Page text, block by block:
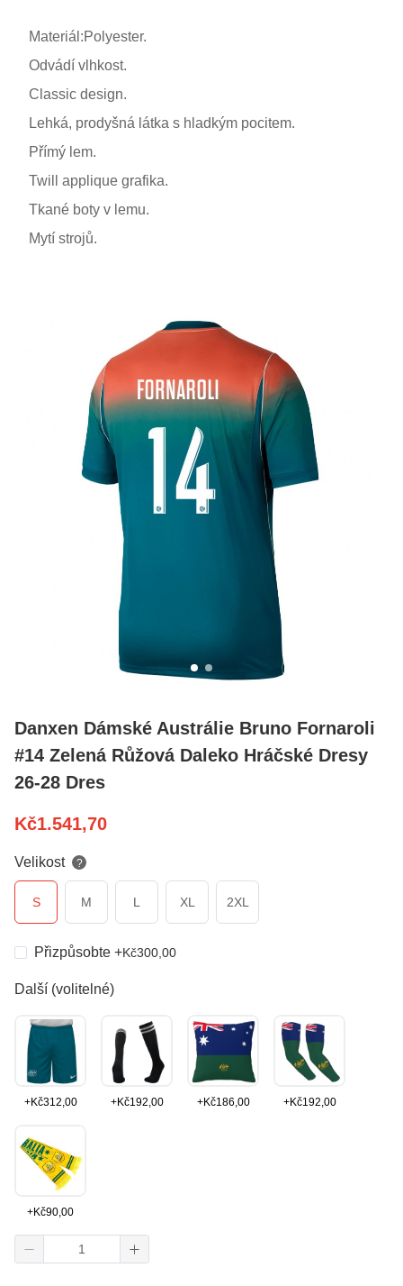
Materiál:Polyester.
Odvádí vlhkost.
Classic design.
Lehká, prodyšná látka s hladkým pocitem.
Přímý lem.
Twill applique grafika.
Tkané boty v lemu.
Mytí strojů.
Danxen Dámské Austrálie Bruno Fornaroli
#14 Zelená Růžová Daleko Hráčské Dresy
26-28 Dres
Kč1.541,70
Velikost ?
S M L XL 2XL
Přizpůsobte +Kč300,00
Další (volitelné)
+Kč312,00 +Kč192,00 +Kč186,00 +Kč192,00
+Kč90,00